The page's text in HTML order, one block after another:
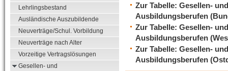
Zur Tabelle: Gesellen-
Ausbildungsberufen
Zur Tabelle: Gesellen-
Ausbildungsberufen
Zur Tabelle: Gesellen-
Ausbildungsberufen
Lehrlingsbestand
Ausländische Auszubildende
Neuverträge/Schul. Vorbildung
Neuverträge nach Alter
Vorzeitige Vertragslösungen
Gesellen- und